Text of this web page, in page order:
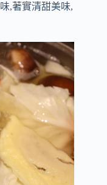
,著實清甜美味,